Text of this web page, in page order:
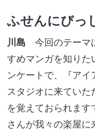
ふせんにびっ
川島 今回のテーマ
すめマンガを知り
ンケートで、『アイ
スタジオに来ていた
を覚えておられま
さんが我々の楽屋